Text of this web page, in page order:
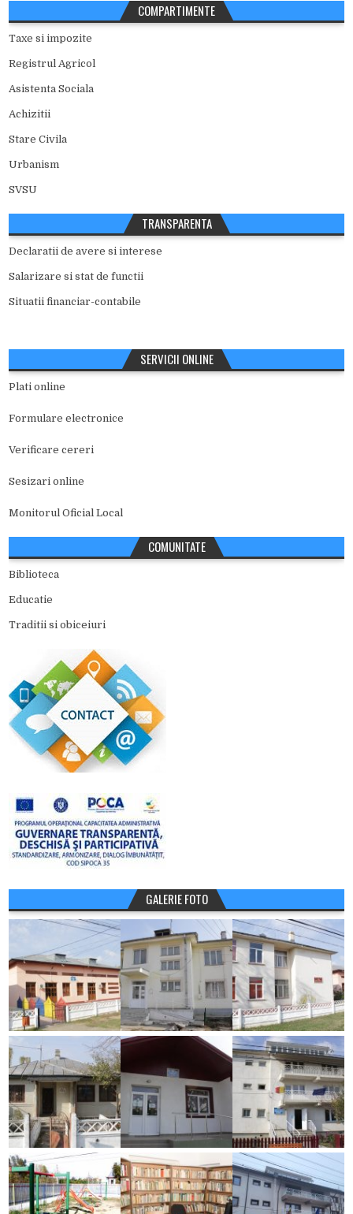
COMPARTIMENTE
Taxe si impozite
Registrul Agricol
Asistenta Sociala
Achizitii
Stare Civila
Urbanism
SVSU
TRANSPARENTA
Declaratii de avere si interese
Salarizare si stat de functii
Situatii financiar-contabile
SERVICII ONLINE
Plati online
Formulare electronice
Verificare cereri
Sesizari online
Monitorul Oficial Local
COMUNITATE
Biblioteca
Educatie
Traditii si obiceiuri
GALERIE FOTO